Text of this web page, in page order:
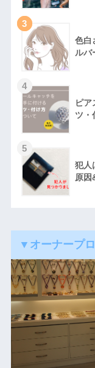
3
色白
ルバ
4
ピ
ツ・
5
犯人
原因
▼オーナープ